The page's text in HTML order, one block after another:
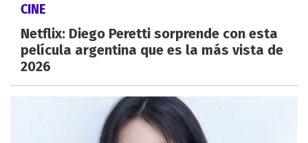
CINE
Netflix: Diego Peretti sorprende con esta
película argentina que es la más vista de
2026